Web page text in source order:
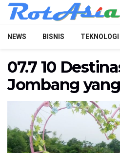
NEWS BISNIS TEKNOLOGI
07.7 10
Jombang